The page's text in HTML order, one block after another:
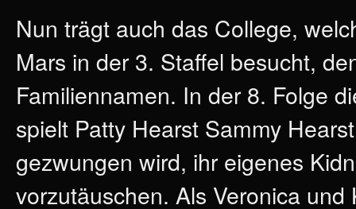
Nun trägt auch das College,
Mars in der 3. Staffel besucht,
Familiennamen. In der 8. Folge
spielt Patty Hearst Sammy
gezwungen wird, ihr eigenes
vorzutäuschen. Als Veronica und